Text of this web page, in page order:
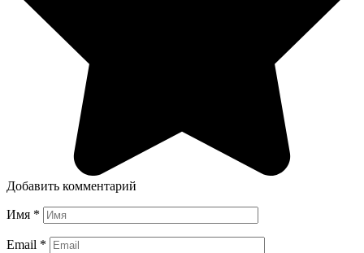
Добавить комментарий
Имя *
Email *